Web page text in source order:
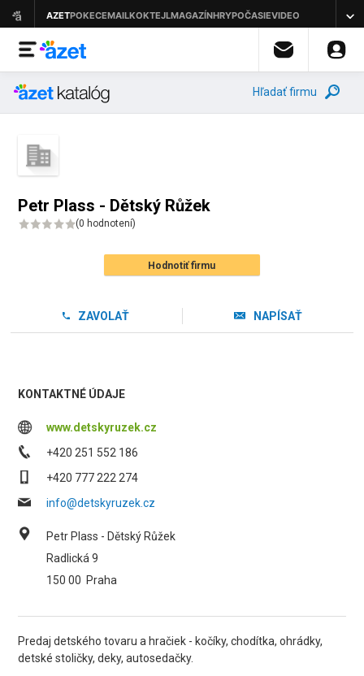
Hľadať firmu
Petr Plass - Dětský Růžek
(0 hodnotení)
Hodnotiť firmu
ZAVOLAŤ NAPÍSAŤ
KONTAKTNÉ ÚDAJE
www.detskyruzek.cz
+420 251 552 186
+420 777 222 274
info@detskyruzek.cz
Petr Plass - Dětský Růžek
Radlická 9
150 00 Praha
Predaj detského tovaru a hračiek - kočíky, chodítka, ohrádky,
detské stoličky, deky, autosedačky.